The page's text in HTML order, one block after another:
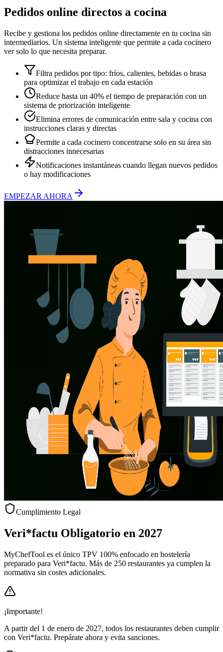
Pedidos online directos a cocina
Recibe y gestiona los pedidos online directamente en tu cocina sin
intermediarios. Un sistema inteligente que permite a cada cocinero
ver solo lo que necesita preparar.
Filtra pedidos por tipo: fríos, calientes, bebidas o brasa
para optimizar el trabajo en cada estación
Reduce hasta un 40% el tiempo de preparación con un
sistema de priorización inteligente
Elimina errores de comunicación entre sala y cocina con
instrucciones claras y directas
Permite a cada cocinero concentrarse solo en su área sin
distracciones innecesarias
Notificaciones instantáneas cuando llegan nuevos pedidos
o hay modificaciones
EMPEZAR AHORA
Cumplimiento Legal
Veri*factu Obligatorio en 2027
MyChefTool es el único TPV 100% enfocado en hostelería
preparado para Veri*factu. Más de 250 restaurantes ya cumplen la
normativa sin costes adicionales.
¡Importante!
A partir del 1 de enero de 2027, todos los restaurantes deben cumplir
con Veri*factu. Prepárate ahora y evita sanciones.